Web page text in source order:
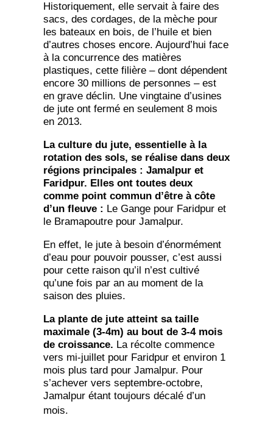
Historiquement, elle servait à faire des
sacs, des cordages, de la mèche pour
les bateaux en bois, de l’huile et bien
d’autres choses encore. Aujourd’hui face
à la concurrence des matières
plastiques, cette filière – dont dépendent
encore 30 millions de personnes – est
en grave déclin. Une vingtaine d’usines
de jute ont fermé en seulement 8 mois
en 2013.
La culture du jute, essentielle à la
rotation des sols, se réalise dans deux
régions principales : Jamalpur et
Faridpur. Elles ont toutes deux
comme point commun d’être à côte
d’un fleuve : Le Gange pour Faridpur et
le Bramapoutre pour Jamalpur.
En effet, le jute à besoin d’énormément
d’eau pour pouvoir pousser, c’est aussi
pour cette raison qu’il n’est cultivé
qu’une fois par an au moment de la
saison des pluies.
La plante de jute atteint sa taille
maximale (3-4m) au bout de 3-4 mois
de croissance. La récolte commence
vers mi-juillet pour Faridpur et environ 1
mois plus tard pour Jamalpur. Pour
s’achever vers septembre-octobre,
Jamalpur étant toujours décalé d’un
mois.